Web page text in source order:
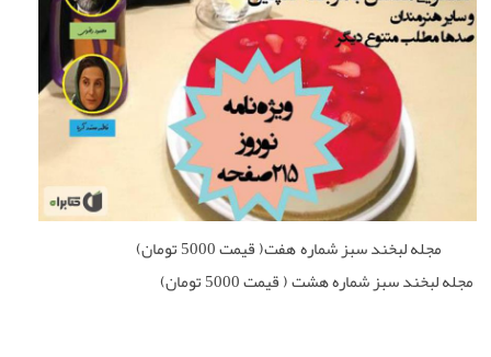
مجله لبخند سبز شماره هفت( قیمت 5000 تومان)
مجله لبخند سبز شماره هشت ( قیمت 5000 تومان)